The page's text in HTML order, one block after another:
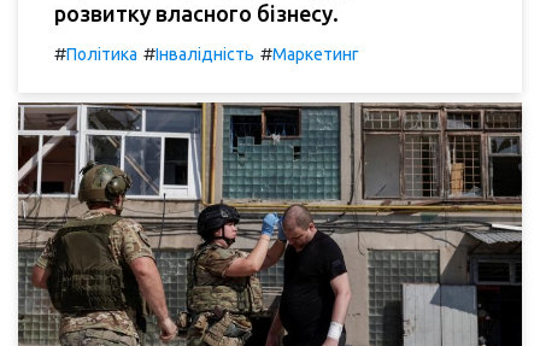
розвитку власного бізнесу.
#Політика #Інвалідність #Маркетинг